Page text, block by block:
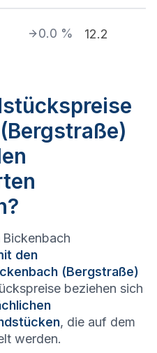
0.0 % 12.2
den
(Bergstraße)
beziehen sich
, die auf dem
werden.